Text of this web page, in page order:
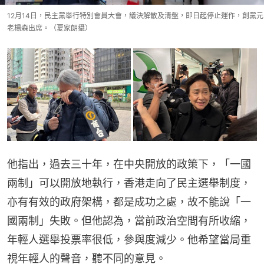
12月14日，民主黨舉行特別會員大會，議決解散及清盤，即日起停止運作，創黨元
老楊森出席。（夏家朗攝）
他指出，過去三十年，在中央開放的政策下，「一國
兩制」可以開放地執行，香港走向了民主選舉制度，
亦有有效的政府架構，都是成功之處，故不能說「一
國兩制」失敗。但他認為，當前政治空間有所收縮，
年輕人選舉投票率很低，參與度減少。他希望當局重
視年輕人的聲音，聽不同的意見。